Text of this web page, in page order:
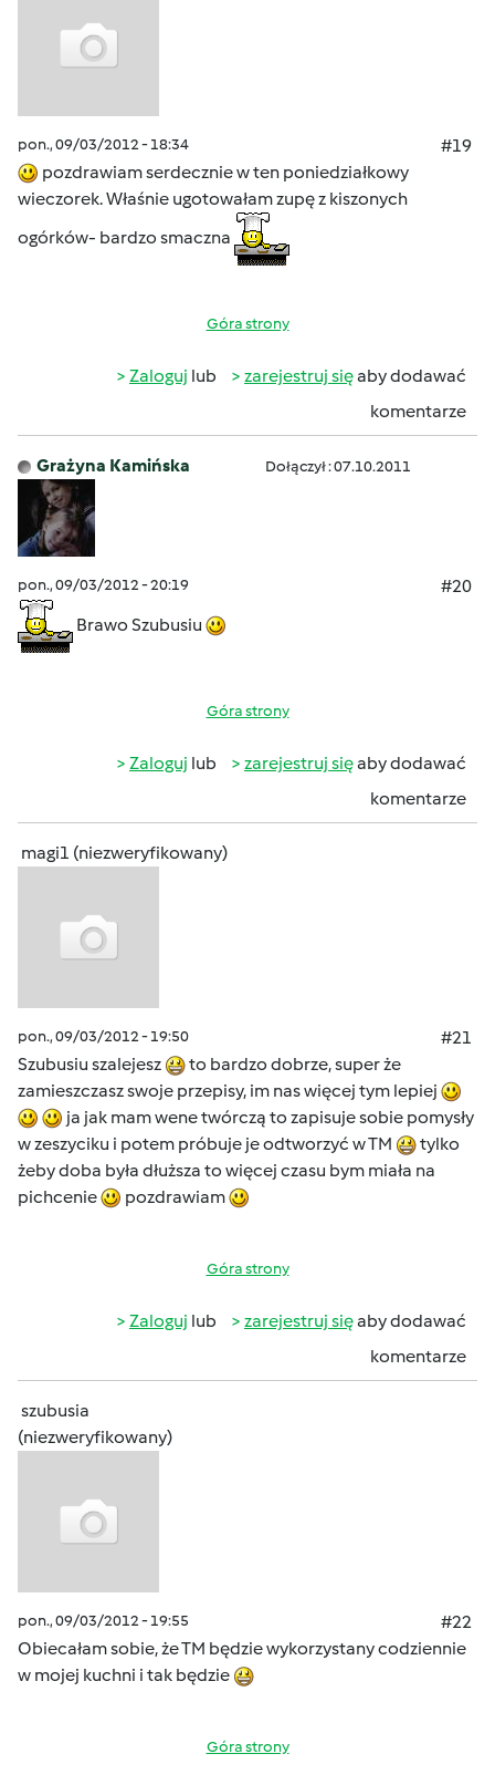
pon., 09/03/2012 - 18:34
#19
pozdrawiam serdecznie w ten poniedziałkowy
wieczorek. Właśnie ugotowałam zupę z kiszonych
ogórków- bardzo smaczna
Góra strony
Zaloguj lub zarejestruj sięaby dodawać
komentarze
Grażyna Kamińska Dołączył : 07.10.2011
pon., 09/03/2012 - 20:19
#20
Brawo Szubusiu
Góra strony
Zaloguj lub zarejestruj sięaby dodawać
komentarze
magi1 (niezweryfikowany)
pon., 09/03/2012 - 19:50
#21
Szubusiu szalejesz
to bardzo dobrze, super że
zamieszczasz swoje przepisy, im nas więcej tym lepiej
ja jak mam wene twórczą to zapisuje sobie pomysły
w zeszyciku i potem próbuje je odtworzyć w TM
tylko
żeby doba była dłuższa to więcej czasu bym miała na
pichcenie
pozdrawiam
Góra strony
Zaloguj lub zarejestruj sięaby dodawać
komentarze
szubusia
(niezweryfikowany)
pon., 09/03/2012 - 19:55
#22
Obiecałam sobie, że TM będzie wykorzystany codziennie
w mojej kuchni i tak będzie
Góra strony